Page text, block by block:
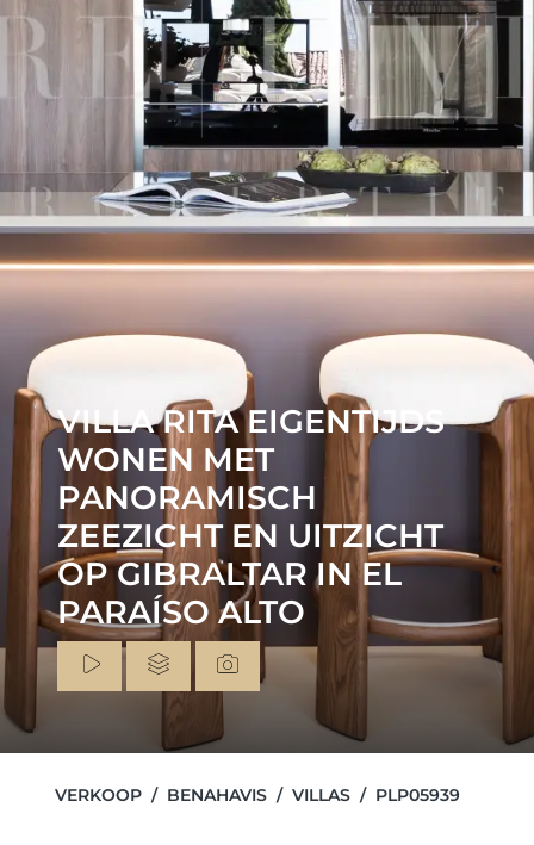
VILLA RITA EIGENTIJDS
WONEN MET
PANORAMISCH
ZEEZICHT EN UITZICHT
OP GIBRALTAR IN EL
PARAÍSO ALTO
VERKOOP BENAHAVIS VILLAS PLP05939